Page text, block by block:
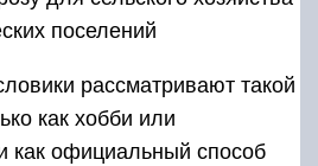
поселений
рассматривают такой
как хобби или
как официальный способ